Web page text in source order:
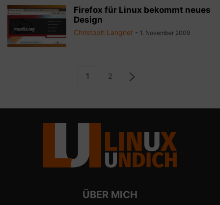
Firefox für Linux bekommt neues
Design
Christoph Langner - 1. November 2009
1 2
ÜBER MICH